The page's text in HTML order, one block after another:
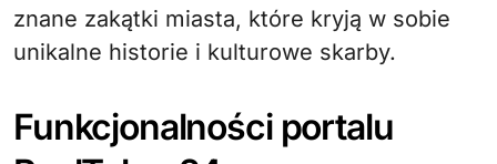
znane zakątki miasta, które kryją w sobie
unikalne historie i kulturowe skarby.
Funkcjonalności portalu